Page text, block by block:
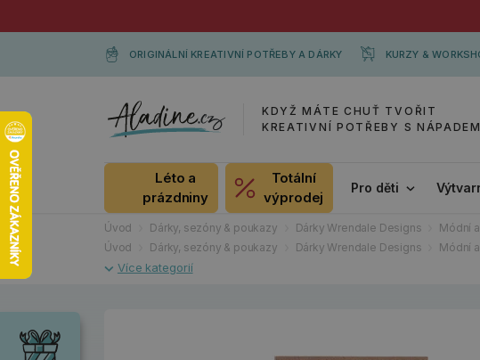
ORIGINÁLNÍ KREATIVNÍ POTŘEBY A DÁRKY KURZY &
KDYŽ MÁTE CHUŤ TVOŘIT
KREATIVNÍ POTŘEBY S NÁPADEM
Léto a
prázdniny
Totální
výprodej
Pro děti
Úvod Dárky, sezóny & poukazy Dárky Wrendale Designs Módní
Úvod
Dárky, sezóny & poukazy Dárky Wrendale Designs Módní